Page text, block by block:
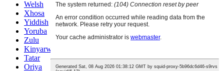
Welsh
Xhosa
Yiddish
Yoruba
Zulu
Kinyarwanda
Tatar
Oriya